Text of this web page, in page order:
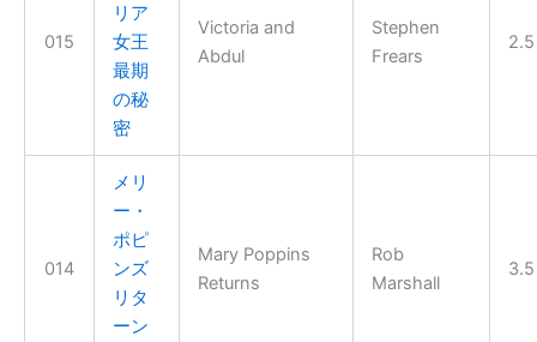
015
リア
女王
最期
の秘
密
Victoria and
Abdul
Stephen
Frears
2.5
014
メリ
ー・
ポピ
ンズ
リタ
ーン
Mary Poppins
Returns
Rob
Marshall
3.5